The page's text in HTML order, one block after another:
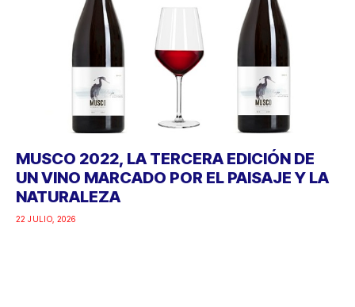
MUSCO 2022, LA TERCERA EDICIÓN DE
UN VINO MARCADO POR EL PAISAJE Y LA
NATURALEZA
22 JULIO, 2026